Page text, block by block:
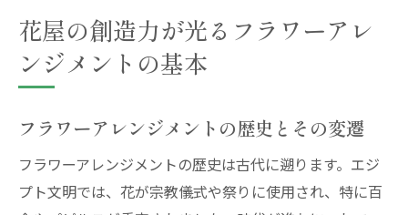
初心者が陥りやすい失敗とその対策
花屋が教える季節感を活かしたフラワーアレン
春の花材を使ったフレッシュなアレンジメ
ント
夏の暑さに強い花の選び方
秋の色合いを取り入れた暖かいアレンジ
花屋の創造力が光るフラワーアレ
ンジメントの基本
フラワーアレンジメントの歴史とその変遷
フラワーアレンジメントの歴史は古代に遡ります。エジ
プト文明では、花が宗教儀式や祭りに使用され、特に百